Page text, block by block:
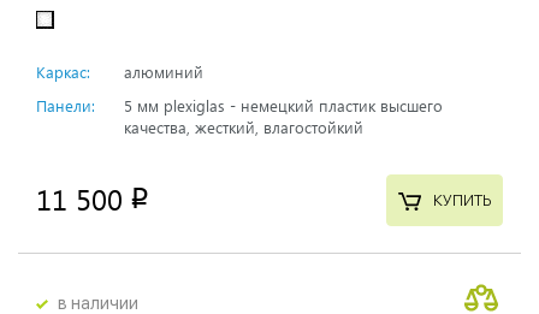
Каркас:
алюминий
Панели:
5 мм plexiglas - немецкий пластик высшего
качества, жесткий, влагостойкий
11 500 p КУПИТЬ
в наличии